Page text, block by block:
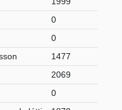
0
0
1477
2069
0